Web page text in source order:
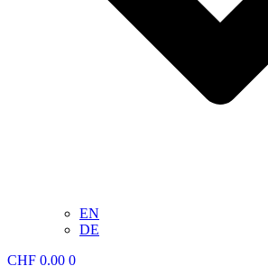
EN
DE
CHF 0.00 0